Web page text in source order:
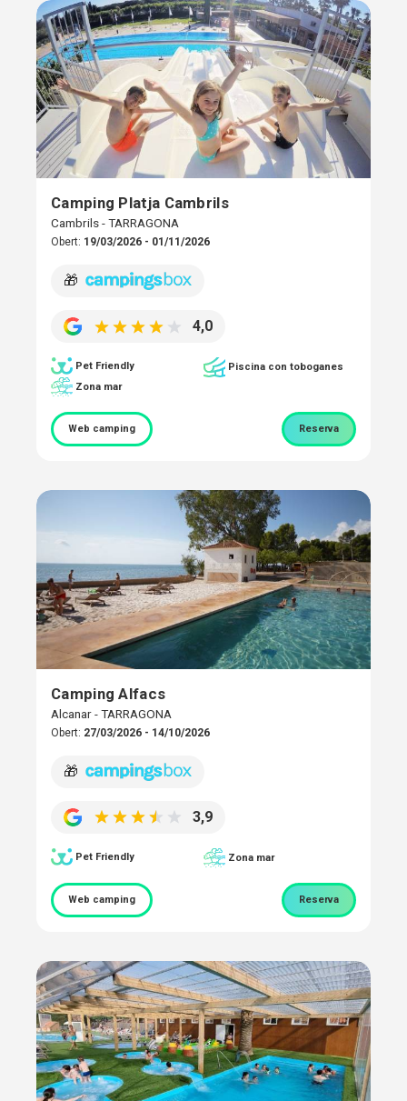
Camping Platja Cambrils
Cambrils - TARRAGONA
Obert: 19/03/2026 - 01/11/2026
🎁
4,0
Pet Friendly
Piscina con toboganes
Zona mar
Web camping Reserva
Camping Alfacs
Alcanar - TARRAGONA
Obert: 27/03/2026 - 14/10/2026
🎁
3,9
Pet Friendly Zona mar
Web camping Reserva